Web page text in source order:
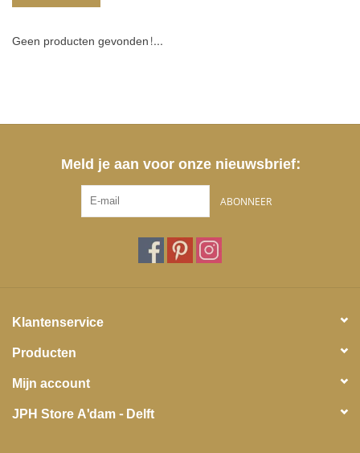
NURSERY / TABLEWARE
Geen producten gevonden!...
Meld je aan voor onze nieuwsbrief:
ABONNEER
Klantenservice
Producten
Mijn account
JPH Store A'dam - Delft